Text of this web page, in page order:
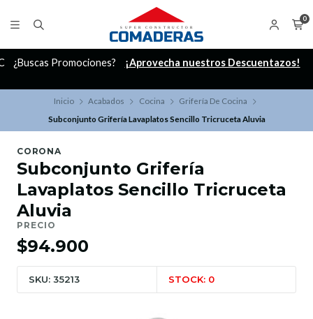
0
¿Buscas Promociones? ¡Aprovecha nuestros Descuentazos!
Inicio Acabados Cocina
Grifería De Cocina
Subconjunto Grifería Lavaplatos Sencillo Tricruceta Aluvia
CORONA
Subconjunto Grifería
Lavaplatos Sencillo Tricruceta
Aluvia
PRECIO
$94.900
SKU: 35213 STOCK: 0